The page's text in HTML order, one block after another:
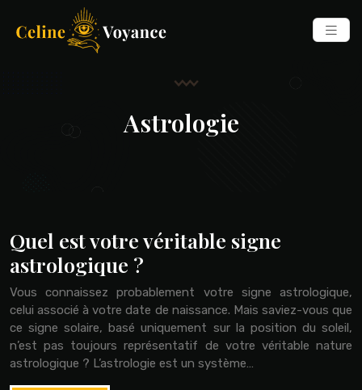
Astrologie
Quel est votre véritable signe
astrologique ?
Vous connaissez probablement votre signe astrologique,
celui associé à votre date de naissance. Mais saviez-vous que
ce signe solaire, basé uniquement sur la position du soleil,
n’est pas toujours représentatif de votre véritable nature
astrologique ? L’astrologie est un système…